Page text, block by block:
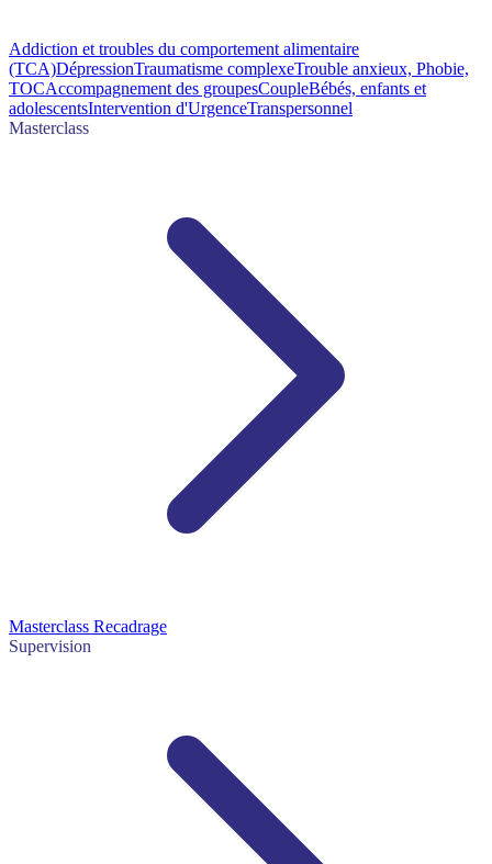
Addiction et troubles du comportement alimentaire
(TCA)DépressionTraumatisme complexeTrouble anxieux, Phobie,
TOCAccompagnement des groupesCoupleBébés, enfants et
adolescentsIntervention d'UrgenceTranspersonnel
Masterclass
Masterclass Recadrage
Supervision